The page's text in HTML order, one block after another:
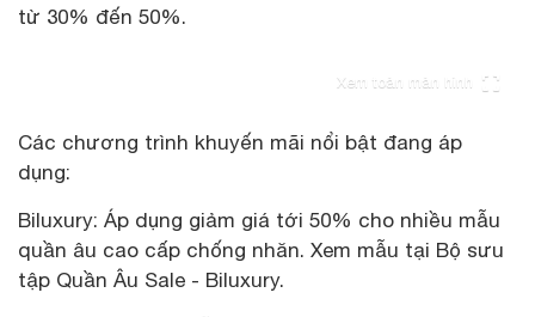
từ 30% đến 50%.
Xem toàn màn hình
Các chương trình khuyến mãi nổi bật đang áp
dụng:
Biluxury: Áp dụng giảm giá tới 50% cho nhiều mẫu
quần âu cao cấp chống nhăn. Xem mẫu tại Bộ sưu
tập Quần Âu Sale - Biluxury.